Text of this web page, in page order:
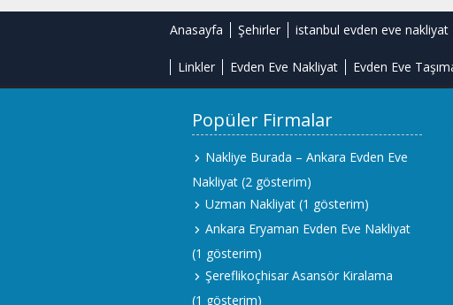
Anasayfa Şehirler istanbul evden eve nakliyat
Linkler Evden Eve Nakliyat Evden Eve
Popüler Firmalar
Nakliye Burada – Ankara Evden Eve
Nakliyat (2 gösterim)
Uzman Nakliyat (1 gösterim)
Ankara Eryaman Evden Eve Nakliyat
(1 gösterim)
Şereflikoçhisar Asansör Kiralama
(1 gösterim)